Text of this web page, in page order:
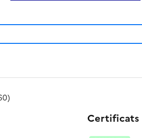
Certificats